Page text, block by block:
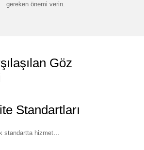
gereken önemi verin.
Göz
Standartları
standartta hizmet…